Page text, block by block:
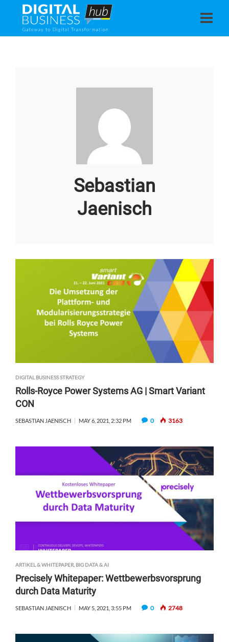
Sebastian
Jaenisch
DIGITAL BUSINESS STRATEGY
Rolls-Royce Power Systems AG | Smart Variant
CON
SEBASTIAN JAENISCH MAY 6, 2021, 2:32 PM 0 3163
ARTIKEL & WHITEPAPER, BIG DATA & AI
Precisely Whitepaper: Wettbewerbsvorsprung
durch Data Maturity
SEBASTIAN JAENISCH MAY 5, 2021, 3:55 PM 0 2748